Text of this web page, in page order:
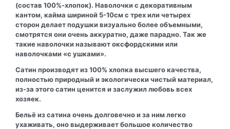
(состав 100%-хлопок). Наволочки с декоративным
кантом, кайма шириной 5-10см с трех или четырех
сторон делает подушки визуально более объемными,
смотрятся они очень аккуратно, даже парадно. Так же
такие наволочки называют оксфордскими или
наволочками «с ушками».
Сатин производят из 100% хлопка высшего качества,
полностью природный и экологически чистый материал,
из-за этого сатин ценится и заслужил любовь всех
хозяек.
Бельё из сатина очень долговечно и за ним легко
ухаживать, оно выдерживает большое количество